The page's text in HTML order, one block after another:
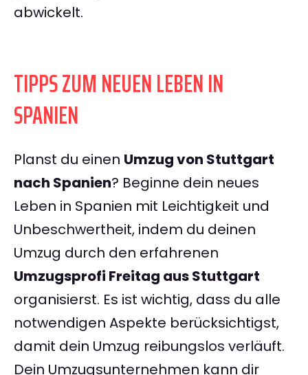
abwickelt.
TIPPS ZUM NEUEN LEBEN IN
SPANIEN
Planst du einen Umzug von Stuttgart
nach Spanien? Beginne dein neues
Leben in Spanien mit Leichtigkeit und
Unbeschwertheit, indem du deinen
Umzug durch den erfahrenen
Umzugsprofi Freitag aus Stuttgart
organisierst. Es ist wichtig, dass du alle
notwendigen Aspekte berücksichtigst,
damit dein Umzug reibungslos verläuft.
Dein Umzugsunternehmen kann dir